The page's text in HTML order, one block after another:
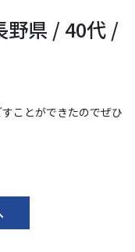
野県 / 40代 /
ことができたのでぜひ